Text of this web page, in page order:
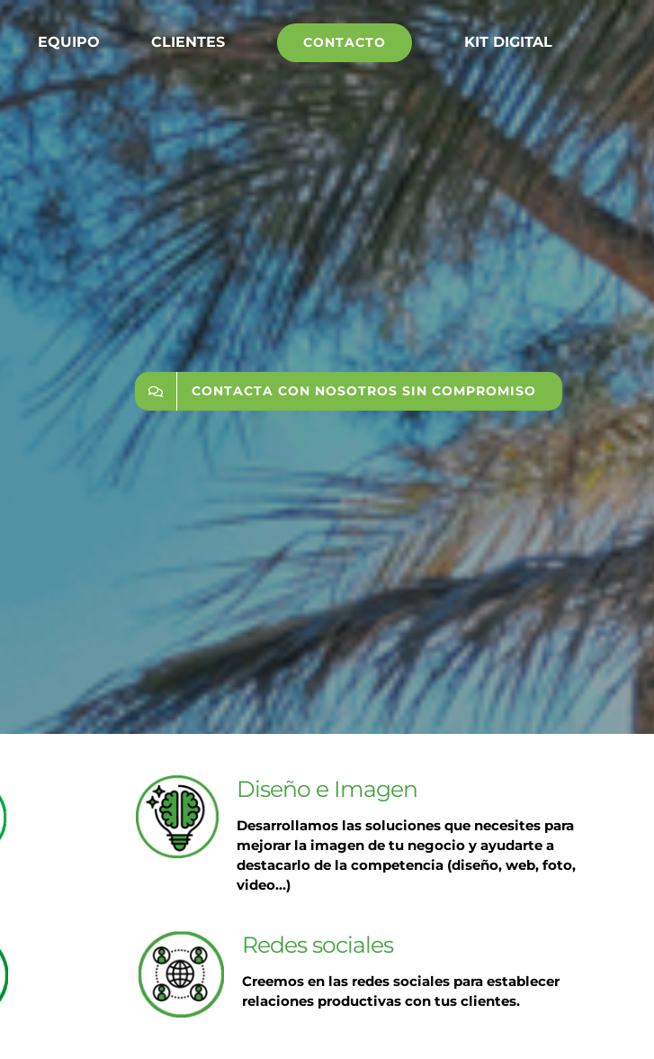
EQUIPO CLIENTES CONTACTO KIT DIGITAL
CONTACTA CON NOSOTROS SIN COMPROMISO
Diseño e Imagen
Desarrollamos las soluciones que necesites para
mejorar la imagen de tu negocio y ayudarte a
destacarlo de la competencia (diseño, web, foto,
video…)
Redes sociales
Creemos en las redes sociales para establecer
relaciones productivas con tus clientes.